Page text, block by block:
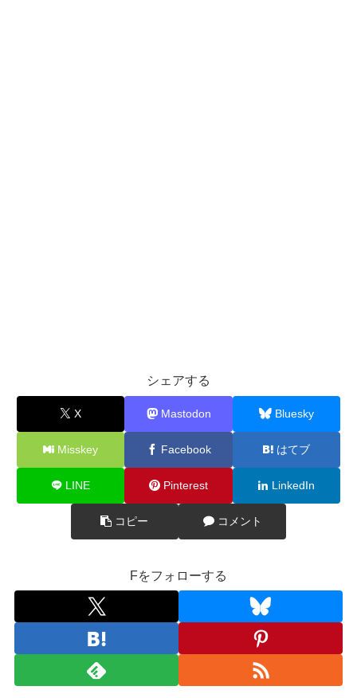
シェアする
X Mastodon Bluesky
Misskey Facebook はてブ
LINE Pinterest LinkedIn
コピー コメント
Fをフォローする